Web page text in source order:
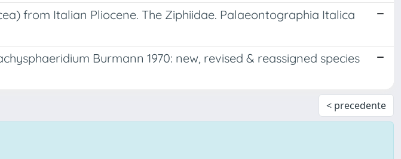
from Italian Pliocene. The Ziphiidae. Palaeontographia Italica
Burmann 1970: new, revised & reassigned species
< precedente